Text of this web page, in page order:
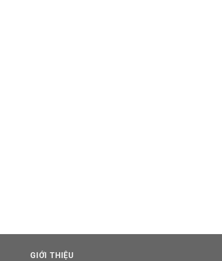
GIỚI THIỆU